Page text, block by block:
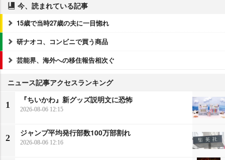
今、読まれている記事
15歳で当時27歳の夫に一目惚れ
研ナオコ、コンビニで買う商品
芸能界、海外への移住報告相次ぐ
ニュース記事アクセスランキング
1
『ちいかわ』新グッズ説明文に恐怖
2026-08-06 12:15
2
ジャンプ平均発行部数100万部割れ
2026-08-06 12:16